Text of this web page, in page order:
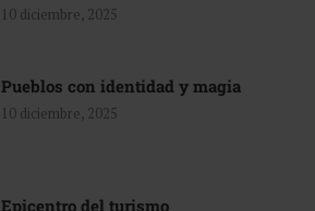
10 diciembre, 2025
Pueblos con identidad y magia
10 diciembre, 2025
Epicentro del turismo